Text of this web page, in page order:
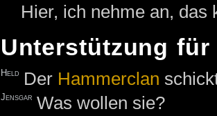
Hier, ich nehme an, das
Unterstützung für
Held Der Hammerclan
Jensgar Was wollen sie?